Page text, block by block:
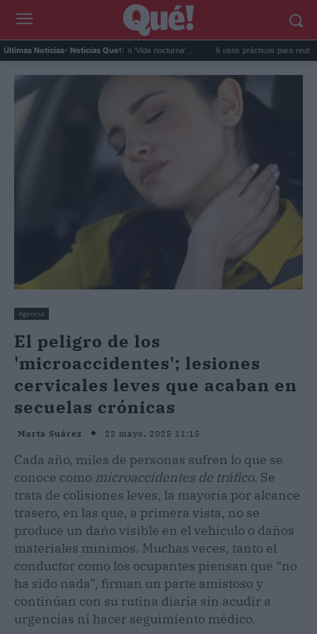
Últimas Noticias- Noticias Que!:
el salto en solitario con 'Vida nocturna' ... 6 usos prácticos para reutilizar el agua
Agencia
El peligro de los
'microaccidentes'; lesiones
cervicales leves que acaban en
secuelas crónicas
Marta Suárez 22 mayo, 2025 11:15
Cada año, miles de personas sufren lo que se
conoce como microaccidentes de tráfico. Se
trata de colisiones leves, la mayoría por alcance
trasero, en las que, a primera vista, no se
produce un daño visible en el vehículo o daños
materiales mínimos. Muchas veces, tanto el
conductor como los ocupantes piensan que “no
ha sido nada”, firman un parte amistoso y
continúan con su rutina diaria sin acudir a
urgencias ni hacer seguimiento médico.